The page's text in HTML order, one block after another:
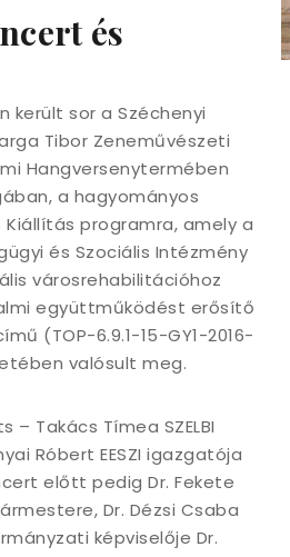
és
került sor a Széchenyi
Tibor Zeneművészeti
Hangversenytermében
a hagyományos
Kiállítás programra, amely a
és Szociális Intézmény
városrehabilitációhoz
együttműködést erősítő
(TOP-6.9.1-15-GY1-2016-
valósult meg.
– Takács Tímea SZELBI
Róbert EESZI igazgatója
előtt pedig Dr. Fekete
Dr. Dézsi Csaba
képviselője Dr.